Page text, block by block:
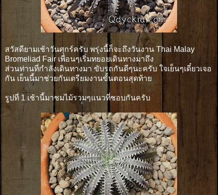
สวัสดียามเช้าวันศุกร์ครับ พรุ่งนี้ก็จะถึงวันงาน Thai Malay
Bromeliad Fair เพื่อนๆเริ่มทยอยเดินทางมาถึง
ส่วนท่านที่กำลังเดินทางมา ขับรถกันดีๆนะครับ ใจเย็นๆเดี๋ยวเจอ
กัน เย็นนี้มาช่วยกันเตรียมงานขั้นตอนสุดท้าย
รูปที่ 1 เช้านี้มาชมไม้รวมๆแนวที่ชอบกันครับ